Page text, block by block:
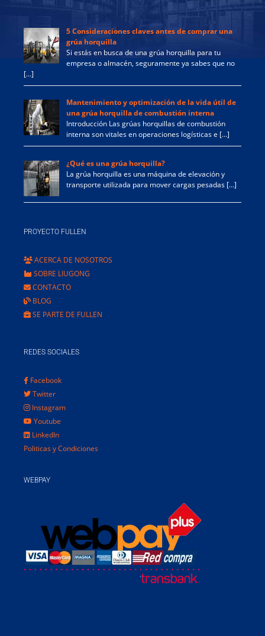
5 Consideraciones claves antes de comprar una
grúa horquilla
Si estás en busca de una grúa horquilla para tu
empresa o almacén, seguramente ya sabes que no
[…]
Mantenimiento y optimización de la vida útil de
una grúa horquilla de combustión interna
Introducción Las grúas horquillas de combustión
interna son vitales en operaciones logísticas e […]
¿Qué es una grúa horquilla?
La grúa horquilla es una máquina de elevación y
transporte utilizada para mover cargas pesadas […]
PROYECTO FULLEN
ACERCA DE NOSOTROS
SOBRE LIUGONG
CONTACTO
BLOG
SE PARTE DE FULLEN
REDES SOCIALES
Facebook
Twitter
Instagram
Youtube
LinkedIn
Politicas y Condiciones
WEBPAY